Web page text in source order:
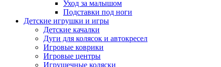
Уход за малышом
Подставки под ноги
Детские игрушки и игры
Детские качалки
Дуги для колясок и автокресел
Игровые коврики
Игровые центры
Игрушечные коляски